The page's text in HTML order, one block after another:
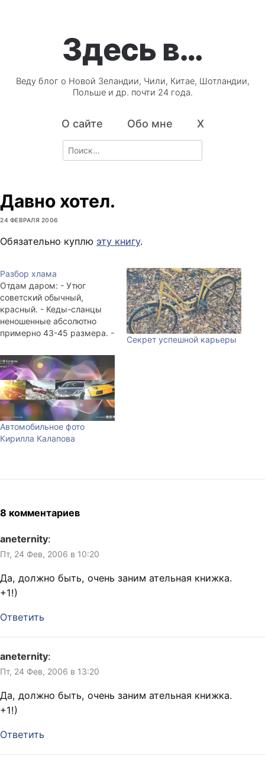
Здесь в…
Веду блог о Новой Зеландии, Чили, Китае, Шотландии,
Польше и др. почти 24 года.
О сайте Обо мне X
Search
for:
Давно хотел.
24 ФЕВРАЛЯ 2006
Обязательно куплю эту книгу.
Разбор хлама
Отдам даром: - Утюг
советский обычный,
красный. - Кеды-сланцы
неношенные абсолютно
примерно 43-45 размера. -
рабочие сетевушки. Около
двух штук. - labetsky,
забери 10-20 метров
сетевого кабеля, а то я его
отдам. - shader, забери у
меня свой старый корпус с
материнкой и раздай его на
запчасти.…
Секрет успешной карьеры
Автомобильное фото
Кирилла Калапова
8 комментариев
aneternity:
Пт, 24 Фев, 2006 в 10:20
Да, должно быть, очень заним ательная книжка.
+1!)
Ответить
aneternity:
Пт, 24 Фев, 2006 в 13:20
Да, должно быть, очень заним ательная книжка.
+1!)
Ответить